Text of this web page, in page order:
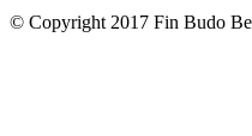
© Copyright 2017 Fin Budo